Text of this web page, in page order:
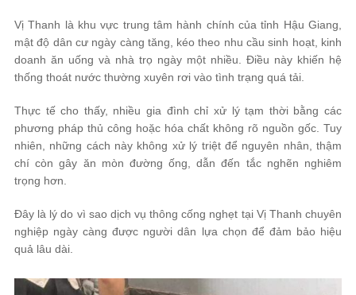
Vị Thanh là khu vực trung tâm hành chính của tỉnh Hậu Giang,
mật độ dân cư ngày càng tăng, kéo theo nhu cầu sinh hoạt, kinh
doanh ăn uống và nhà trọ ngày một nhiều. Điều này khiến hệ
thống thoát nước thường xuyên rơi vào tình trạng quá tải.
Thực tế cho thấy, nhiều gia đình chỉ xử lý tạm thời bằng các
phương pháp thủ công hoặc hóa chất không rõ nguồn gốc. Tuy
nhiên, những cách này không xử lý triệt để nguyên nhân, thậm
chí còn gây ăn mòn đường ống, dẫn đến tắc nghẽn nghiêm
trọng hơn.
Đây là lý do vì sao dịch vụ thông cống nghẹt tại Vị Thanh chuyên
nghiệp ngày càng được người dân lựa chọn để đảm bảo hiệu
quả lâu dài.